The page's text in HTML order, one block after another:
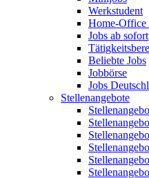
Werkstudent
Home-Office
Jobs ab sofort
Beliebte Jobs
Jobbörse
Jobs
Stellenangebote